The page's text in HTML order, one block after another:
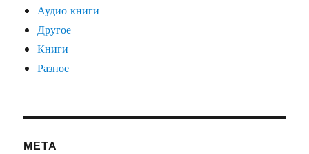
Аудио-книги
Другое
Книги
Разное
МЕТА